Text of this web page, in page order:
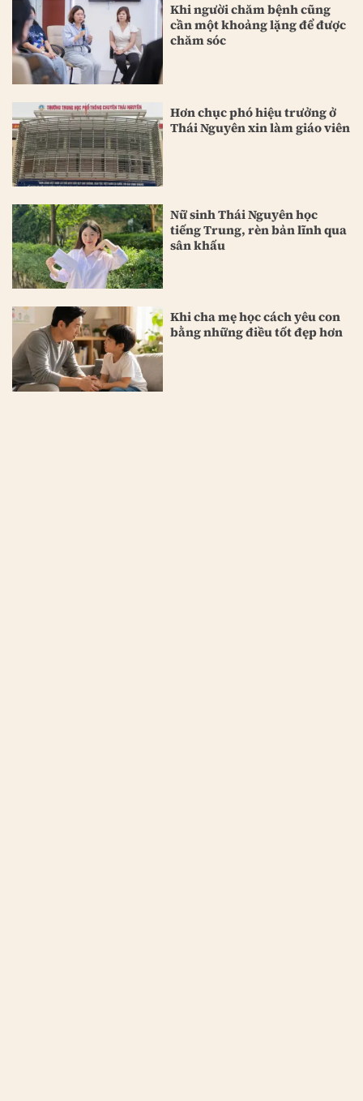
Khi người chăm bệnh cũng
cần một khoảng lặng để được
chăm sóc
Hơn chục phó hiệu trưởng ở
Thái Nguyên xin làm giáo viên
Nữ sinh Thái Nguyên học
tiếng Trung, rèn bản lĩnh qua
sân khấu
Khi cha mẹ học cách yêu con
bằng những điều tốt đẹp hơn